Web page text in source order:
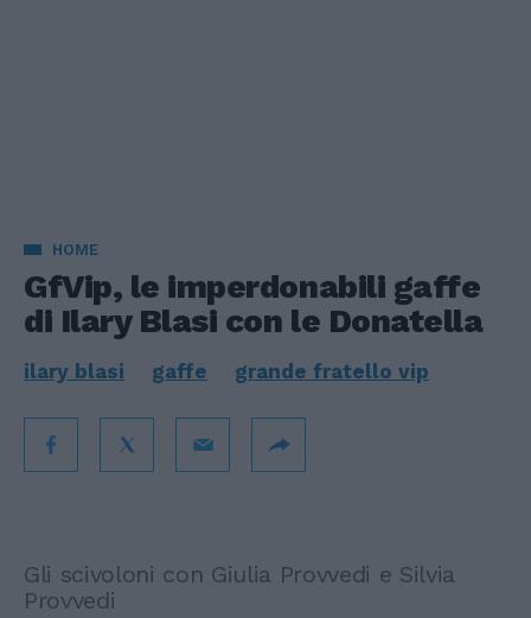
HOME
GfVip, le imperdonabili gaffe
di Ilary Blasi con le Donatella
ilary blasi gaffe grande fratello vip
Gli scivoloni con Giulia Provvedi e Silvia
Provvedi